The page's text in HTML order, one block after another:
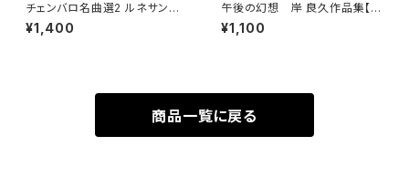
チェンバロ名曲選2 ルネサンス
からロココまで【編集：野村満
男】出版：東京コレギウム 199
¥1,400
午後の幻想 岸 良久作品集【製
作：音楽企画社 ハーモニー】出
版社：音楽企画社 ハーモニ
¥1,100
商品一覧に戻る